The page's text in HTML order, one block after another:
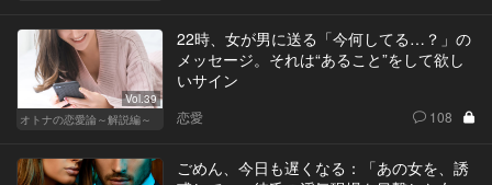
Vol.39
オトナの恋愛論～解説編～
22時、女が男に送る「今何してる…？」の
メッセージ。それは“あること”をして欲し
いサイン
恋愛 108
ごめん、今日も遅くなる：「あの女を、誘